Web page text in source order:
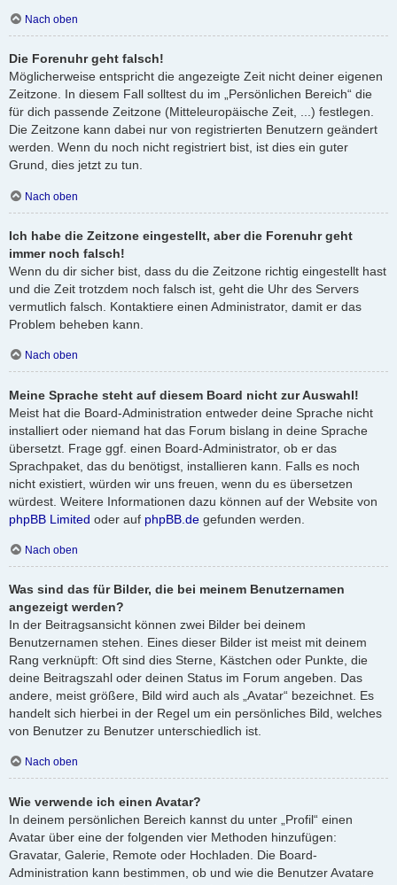
Nach oben
Die Forenuhr geht falsch!
Möglicherweise entspricht die angezeigte Zeit nicht deiner eigenen
Zeitzone. In diesem Fall solltest du im „Persönlichen Bereich“ die
für dich passende Zeitzone (Mitteleuropäische Zeit, ...) festlegen.
Die Zeitzone kann dabei nur von registrierten Benutzern geändert
werden. Wenn du noch nicht registriert bist, ist dies ein guter
Grund, dies jetzt zu tun.
Nach oben
Ich habe die Zeitzone eingestellt, aber die Forenuhr geht
immer noch falsch!
Wenn du dir sicher bist, dass du die Zeitzone richtig eingestellt hast
und die Zeit trotzdem noch falsch ist, geht die Uhr des Servers
vermutlich falsch. Kontaktiere einen Administrator, damit er das
Problem beheben kann.
Nach oben
Meine Sprache steht auf diesem Board nicht zur Auswahl!
Meist hat die Board-Administration entweder deine Sprache nicht
installiert oder niemand hat das Forum bislang in deine Sprache
übersetzt. Frage ggf. einen Board-Administrator, ob er das
Sprachpaket, das du benötigst, installieren kann. Falls es noch
nicht existiert, würden wir uns freuen, wenn du es übersetzen
würdest. Weitere Informationen dazu können auf der Website von
phpBB Limited oder auf phpBB.de gefunden werden.
Nach oben
Was sind das für Bilder, die bei meinem Benutzernamen
angezeigt werden?
In der Beitragsansicht können zwei Bilder bei deinem
Benutzernamen stehen. Eines dieser Bilder ist meist mit deinem
Rang verknüpft: Oft sind dies Sterne, Kästchen oder Punkte, die
deine Beitragszahl oder deinen Status im Forum angeben. Das
andere, meist größere, Bild wird auch als „Avatar“ bezeichnet. Es
handelt sich hierbei in der Regel um ein persönliches Bild, welches
von Benutzer zu Benutzer unterschiedlich ist.
Nach oben
Wie verwende ich einen Avatar?
In deinem persönlichen Bereich kannst du unter „Profil“ einen
Avatar über eine der folgenden vier Methoden hinzufügen:
Gravatar, Galerie, Remote oder Hochladen. Die Board-
Administration kann bestimmen, ob und wie die Benutzer Avatare